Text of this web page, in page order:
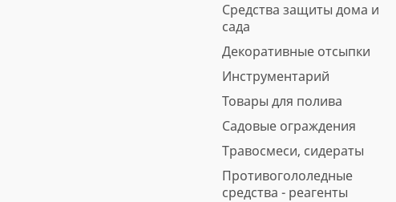
Средства защиты дома и
сада
Декоративные отсыпки
Инструментарий
Товары для полива
Садовые ограждения
Травосмеси, сидераты
Противогололедные
средства - реагенты